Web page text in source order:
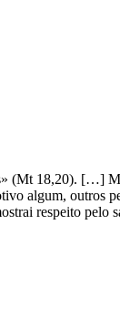
18,20). […]
algum,
respeito